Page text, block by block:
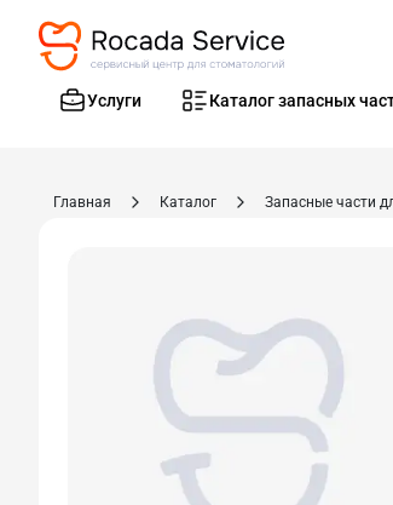
Услуги Каталог запасных
Главная Каталог Запасные части